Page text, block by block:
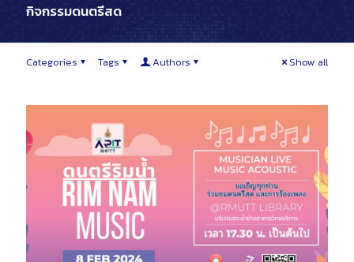
กิจกรรมดนตรีสด
Categories Tags Authors Show all